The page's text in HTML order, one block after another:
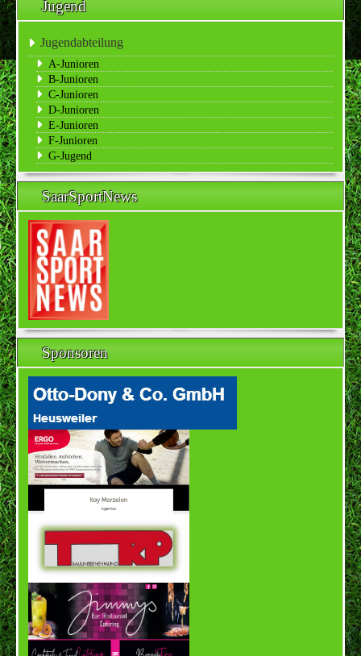
Jugend
Jugendabteilung
A-Junioren
B-Junioren
C-Junioren
D-Junioren
E-Junioren
F-Junioren
G-Jugend
SaarSportNews
Sponsoren